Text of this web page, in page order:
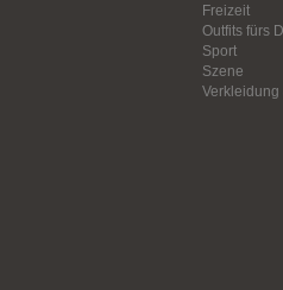
Freizeit
Outfits fürs
Sport
Szene
Verkleidung